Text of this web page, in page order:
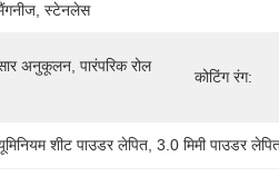
मैंगनीज, स्टेनलेस
अनुकूलन, पारंपरिक रोल
कोटिंग रंग:
शीट पाउडर लेपित , 3.0 मिमी पाउडर